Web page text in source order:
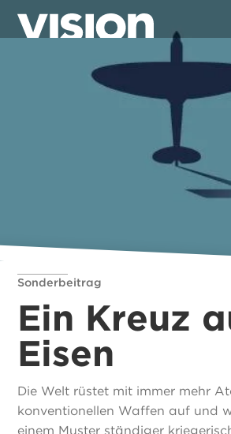
Direkt
zum
Sonderbeitrag
Ein Kreuz
Eisen
Die Welt rüstet mit immer mehr
konventionellen Waffen auf und
einem Muster ständiger